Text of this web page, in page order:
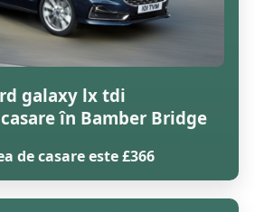
galaxy lx tdi
în Bamber Bridge
de casare este £366